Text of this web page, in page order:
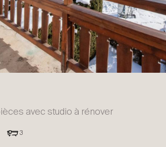
Le blog
avec studio à rénover
3